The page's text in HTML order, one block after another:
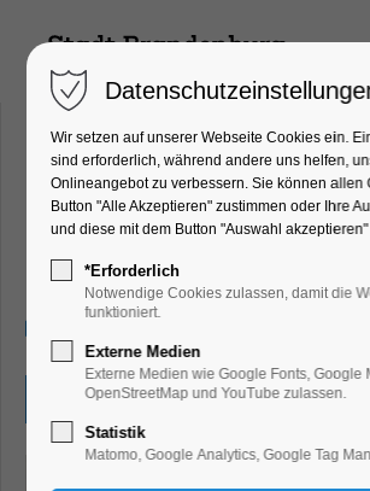
Offene Werkstatt:
Repaircafé
Kinder, Jugend, Mitmach-Aktion,
Eintritt frei
Wir setzen auf unserer Webseite Cookies ein.
sind erforderlich, während andere uns helfen,
Onlineangebot zu verbessern. Sie können allen
Button "Alle Akzeptieren" zustimmen oder Ihre
und diese mit dem Button "Auswahl
*Erforderlich
Notwendige Cookies zulassen, damit die
funktioniert.
Externe Medien
Externe Medien wie Google Fonts, Google
OpenStreetMap und YouTube zulassen.
Statistik
Matomo, Google Analytics, Google Tag